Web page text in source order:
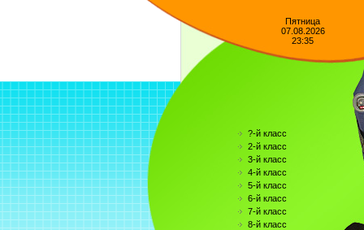
Пятница
07.08.2026
23:35
?-й класс
2-й класс
3-й класс
4-й класс
5-й класс
6-й класс
7-й класс
8-й класс